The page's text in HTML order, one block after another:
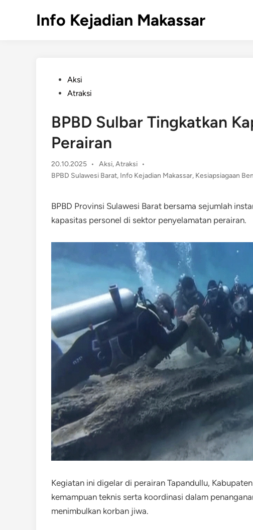
Info Kejadian Makassar
PostedAksi
Atraksi
BPBD Sulbar Tingkatkan
Perairan
20.10.2025 •
Posted
in
Aksi,Atraksi
•
BPBD Sulawesi Barat, Info Kejadian Makassar, Kesiapsiagaan
BPBD Provinsi Sulawesi Barat bersama sejumlah
kapasitas personel di sektor penyelamatan perairan.
Kegiatan ini digelar di perairan Tapandullu,
kemampuan teknis serta koordinasi dalam
menimbulkan korban jiwa.